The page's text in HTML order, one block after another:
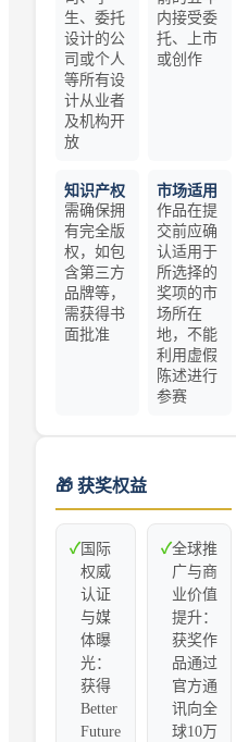
生、委托
设计的公
司或个人
等所有设
计从业者
及机构开
放
内接受委
托、上市
或创作
知识产权
需确保拥
有完全版
权，如包
含第三方
品牌等，
需获得书
面批准
市场适用
作品在提
交前应确
认适用于
所选择的
奖项的市
场所在
地，不能
利用虚假
陈述进行
参赛
🎁 获奖权益
✓ 国际
权威
认证
与媒
体曝
光：
获得
Better
Future
✓全球推
广与商
业价值
提升：
获奖作
品通过
官方通
讯向全
球10万